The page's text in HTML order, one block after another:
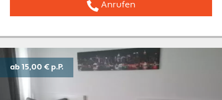
Anrufen
ab 15,00 € p.P.